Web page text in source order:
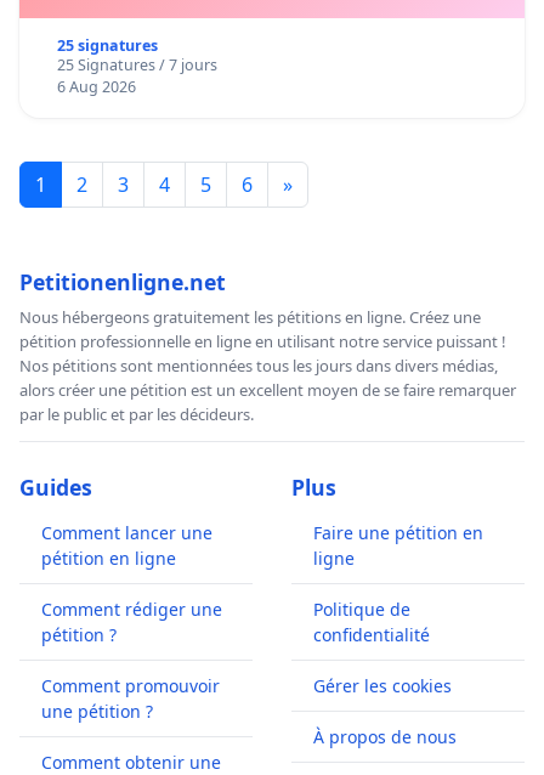
25 signatures
25 Signatures / 7 jours
6 Aug 2026
1 2 3 4 5 6 »
Petitionenligne.net
Nous hébergeons gratuitement les pétitions en ligne. Créez une
pétition professionnelle en ligne en utilisant notre service puissant !
Nos pétitions sont mentionnées tous les jours dans divers médias,
alors créer une pétition est un excellent moyen de se faire remarquer
par le public et par les décideurs.
Guides
Comment lancer une
pétition en ligne
Comment rédiger une
pétition ?
Comment promouvoir
une pétition ?
Comment obtenir une
Plus
Faire une pétition en
ligne
Politique de
confidentialité
Gérer les cookies
À propos de nous